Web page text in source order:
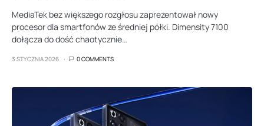
MediaTek bez większego rozgłosu zaprezentował nowy
procesor dla smartfonów ze średniej półki. Dimensity 7100
dołącza do dość chaotycznie…
3 STYCZNIA 2026 0 COMMENTS